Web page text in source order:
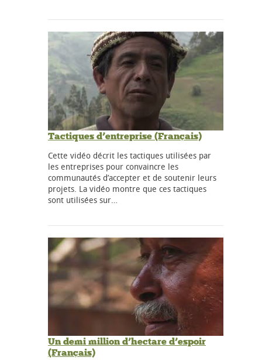
Tactiques d’entreprise (Français)
Cette vidéo décrit les tactiques utilisées par
les entreprises pour convaincre les
communautés d’accepter et de soutenir leurs
projets. La vidéo montre que ces tactiques
sont utilisées sur…
Un demi million d’hectare d’espoir
(Français)